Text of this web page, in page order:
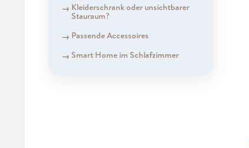
Kleiderschrank oder unsichtbarer
Stauraum?
Passende Accessoires
Smart Home im Schlafzimmer